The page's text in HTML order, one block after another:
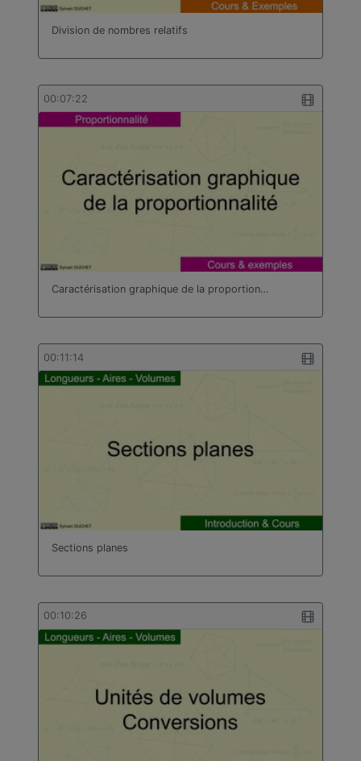
Division de nombres relatifs
00:07:22
Caractérisation graphique de la proportion…
00:11:14
Sections planes
00:10:26